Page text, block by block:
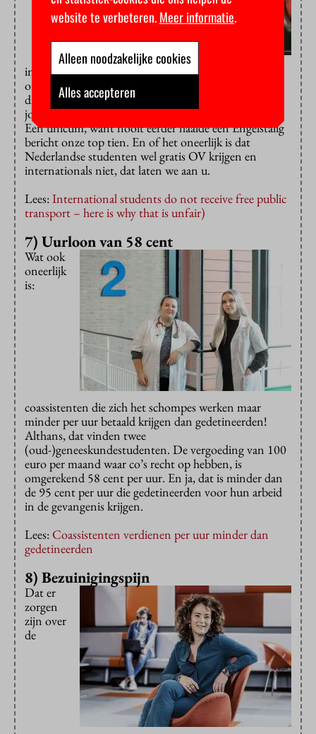
internationale studenten geen gratis OV krijgen,
onderbouwde VU-student Julius E. O. Fintelmann in
dit artikel (inmiddels is hij bekend van zijn
journalistieke platformThe European Correspondent
Een unicum, want nooit eerder haalde een Engelstalig
bericht onze top tien. En of het oneerlijk is dat
Nederlandse studenten wel gratis OV krijgen en
internationals niet, dat laten we aan u.
Lees:International students do not receive free public
transport – here is why that is unfair)
7) Uurloon van 58 cent
Wat ook
oneerlijk
is:
coassistenten die zich het schompes werken maar
minder per uur betaald krijgen dan gedetineerden!
Althans, dat vinden twee
(oud-)geneeskundestudenten. De vergoeding van 100
euro per maand waar co’s recht op hebben, is
omgerekend 58 cent per uur. En ja, dat is minder dan
de 95 cent per uur die gedetineerden voor hun arbeid
in de gevangenis krijgen.
Lees:Coassistenten verdienen per uur minder dan
gedetineerden
8) Bezuinigingspijn
Dat er
zorgen
zijn over
de
website te verbeteren.Meer informatie.
Alleen noodzakelijke cookies
Alles accepteren